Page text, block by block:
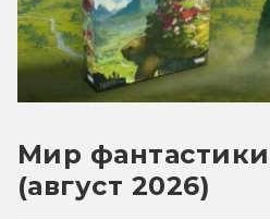
Мир
(август 2026)